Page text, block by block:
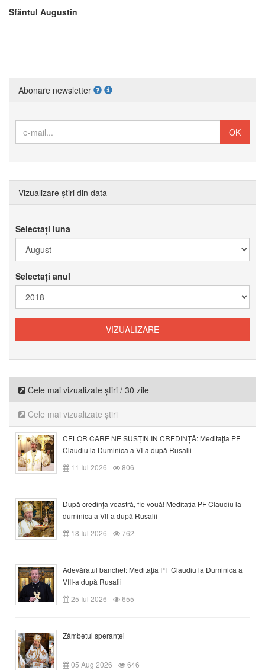
Sfântul Augustin
Abonare newsletter
Vizualizare știri din data
Selectați luna
Selectați anul
Cele mai vizualizate știri / 30 zile
Cele mai vizualizate știri
CELOR CARE NE SUSȚIN ÎN CREDINȚĂ: Meditația PF
Claudiu la Duminica a VI-a după Rusalii
11 Iul 2026
806
După credinţa voastră, fie vouă! Meditația PF Claudiu la
duminica a VII-a după Rusalii
18 Iul 2026
762
Adevăratul banchet: Meditația PF Claudiu la Duminica a
VIII-a după Rusalii
25 Iul 2026
655
Zâmbetul speranței
05 Aug 2026 646